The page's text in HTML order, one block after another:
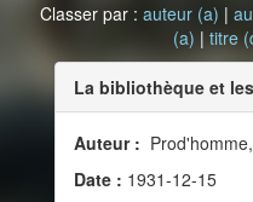
Classer par : auteur (a) |
(a) | titre
La bibliothèque et
Auteur :
Date : 1931-12-15